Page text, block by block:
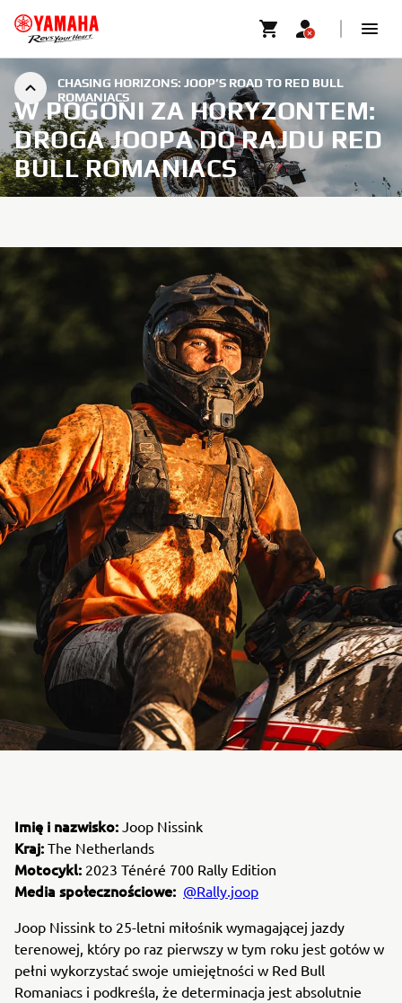
CHASING HORIZONS: JOOP’S ROAD TO RED BULL
ROMANIACS
W POGONI ZA HORYZONTEM:
DROGA JOOPA DO RAJDU RED
BULL ROMANIACS
Imię i nazwisko: Joop Nissink
Kraj: The Netherlands
Motocykl: 2023 Ténéré 700 Rally Edition
Media społecznościowe: @Rally.joop
Joop Nissink to 25-letni miłośnik wymagającej jazdy
terenowej, który po raz pierwszy w tym roku jest gotów w
pełni wykorzystać swoje umiejętności w Red Bull
Romaniacs i podkreśla, że determinacja jest absolutnie